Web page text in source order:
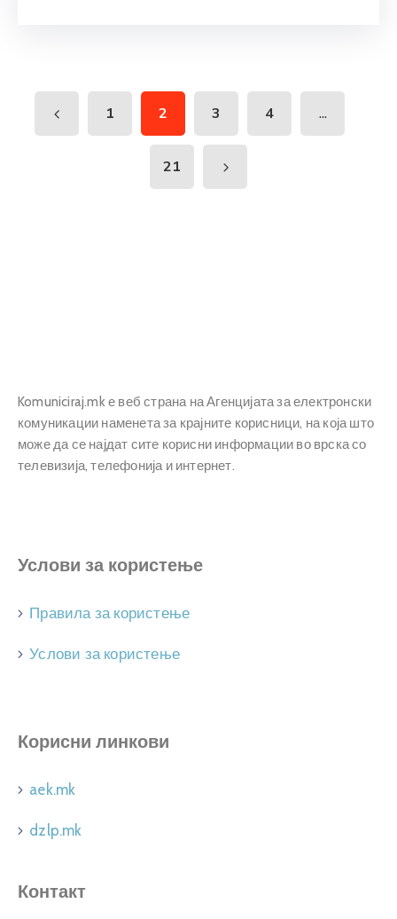
1 2 3 4 ...
21
Komuniciraj.mk е веб страна на Агенцијата за електронски
комуникации наменета за крајните корисници, на која што
може да се најдат сите корисни информации во врска со
телевизија, телефонија и интернет.
Услови за користење
Правила за користење
Услови за користење
Корисни линкови
aek.mk
dzlp.mk
Контакт